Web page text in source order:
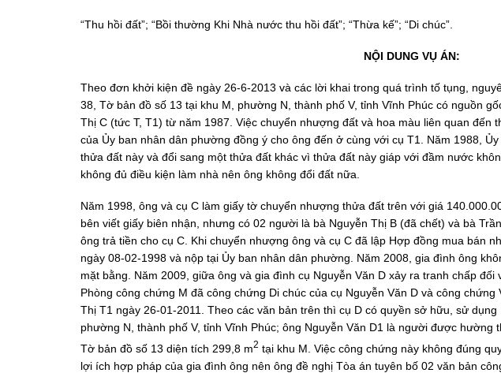
“Thu hồi đất”; “Bồi thường Khi Nhà nước thu hồi đất”; “Thừa kế”; “Di chúc”.
NỘI DUNG VỤ ÁN:
Theo đơn khởi kiện đề ngày 26-6-2013 và các lời khai trong quá trình tố tụng,
38, Tờ bản đồ số 13 tại khu M, phường N, thành phố V, tỉnh Vĩnh Phúc có nguồn
Thị C (tức T, T1) từ năm 1987. Việc chuyển nhượng đất và hoa màu liên quan đến
của Ủy ban nhân dân phường đồng ý cho ông đến ở cùng với cụ T1. Năm 1988,
thửa đất này và đổi sang một thửa đất khác vì thửa đất này giáp với đầm nước
không đủ điều kiện làm nhà nên ông không đổi đất nữa.
Năm 1998, ông và cụ C làm giấy tờ chuyển nhượng thửa đất trên với giá
bên viết giấy biên nhận, nhưng có 02 người là bà Nguyễn Thị B (đã chết) và bà
ông trả tiền cho cụ C. Khi chuyển nhượng ông và cụ C đã lập Hợp đồng mua bán
ngày 08-02-1998 và nộp tại Ủy ban nhân dân phường. Năm 2008, gia đình ông
mặt bằng. Năm 2009, giữa ông và gia đình cụ Nguyễn Văn D xảy ra tranh chấp
Phòng công chứng M đã công chứng Di chúc của cụ Nguyễn Văn D và công
Thị T1 ngày 26-01-2011. Theo các văn bản trên thì cụ D có quyền sở hữu, sử
phường N, thành phố V, tỉnh Vĩnh Phúc; ông Nguyễn Văn D1 là người được hường
Tờ bản đồ số 13 diện tích 299,8 m2 tại khu M. Việc công chứng này không đúng
lợi ích hợp pháp của gia đình ông nên ông đề nghị Tòa án tuyên bố 02 văn bản